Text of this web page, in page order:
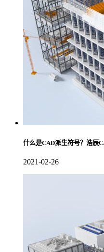
什么是CAD派生符号？浩辰
2021-02-26